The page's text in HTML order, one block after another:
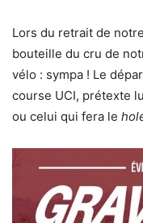
Lors du retrait de
bouteille du cru de
vélo : sympa ! Le
course UCI, prétexte
ou celui qui fera le